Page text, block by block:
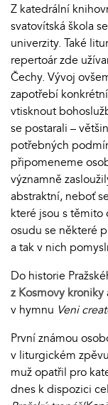
Z katedrální
svatovítská škola
univerzity. Také
repertoár zde
Čechy. Vývoj
zapotřebí
vtisknout
se postarali –
potřebných
připomeneme
významně
abstraktní, neboť
které jsou s těmito
osudu se některé
a tak v nich
Do historie
z Kosmovy kroniky
v hymnu Veni
První známou
v liturgickém
muž opatřil pro
dnes k dispozici